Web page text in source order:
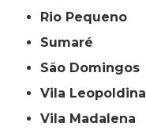
Rio Pequeno
Sumaré
São Domingos
Vila Leopoldina
Vila Madalena